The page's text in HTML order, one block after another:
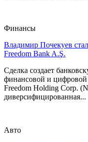
Финансы
Владимир Почекуев
Freedom Bank A.Ş.
Сделка создает
финансовой и цифровой
Freedom Holding Corp.
диверсифицированная...
Авто